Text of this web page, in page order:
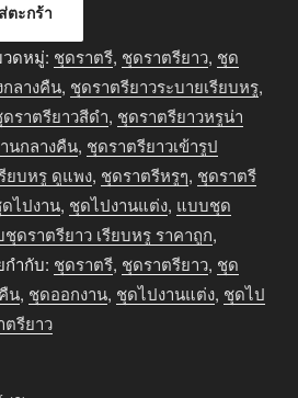
ตะกร้า
ดหมู่: ชุดราตรี, ชุดราตรียาว, ชุด
ลางคืน, ชุดราตรียาวระบายเรียบหรู,
ราตรียาวสีดำ, ชุดราตรียาวหรูน่า
นกลางคืน, ชุดราตรียาวเข้ารูป
ยบหรู ดูแพง, ชุดราตรีหรูๆ, ชุดราตรี
ไปงาน, ชุดไปงานแต่ง, แบบชุด
ดราตรียาว เรียบหรู ราคาถูก,
กำกับ: ชุดราตรี, ชุดราตรียาว, ชุด
น, ชุดออกงาน, ชุดไปงานแต่ง, ชุดไป
รียาว